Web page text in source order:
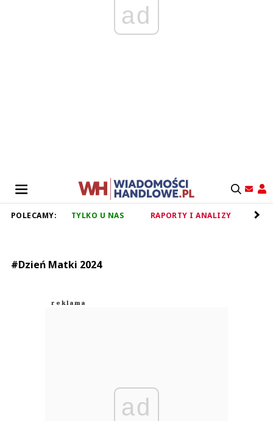
ad
POLECAMY: TYLKO U NAS RAPORTY I ANALIZY
#Dzień Matki 2024
ad